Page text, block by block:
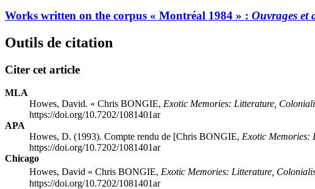
Works written on the corpus « Montréal 1984 » : Ouvrages et
Outils de citation
Citer cet article
MLA
Howes, David. « Chris BONGIE, Exotic Memories: Litterature,
https://doi.org/10.7202/1081401ar
APA
Howes, D. (1993). Compte rendu de [Chris BONGIE, Exotic Memories:
https://doi.org/10.7202/1081401ar
Chicago
Howes, David « Chris BONGIE, Exotic Memories: Litterature,
https://doi.org/10.7202/1081401ar